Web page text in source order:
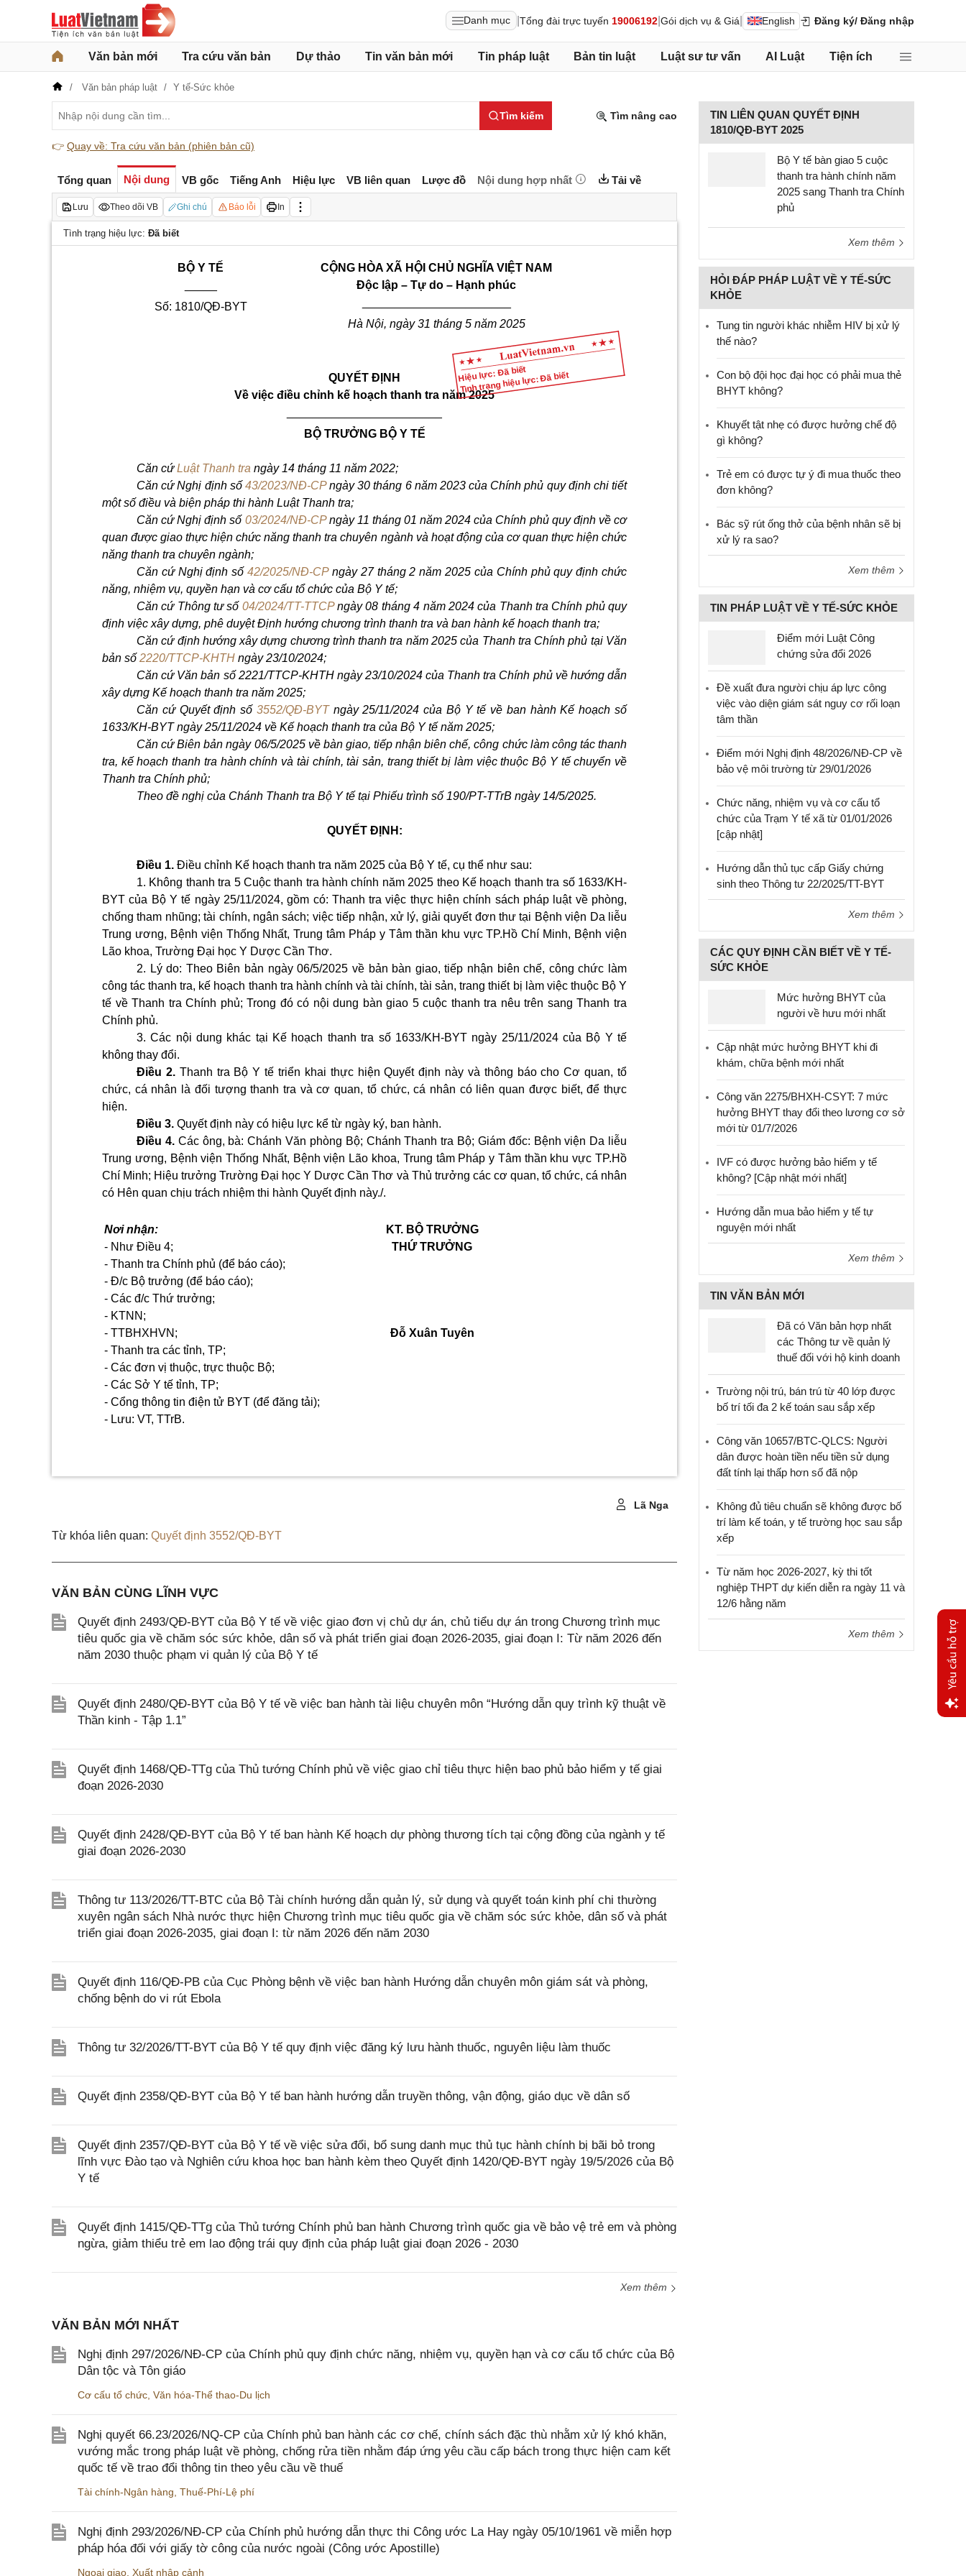
Danh mục Tổng đài trực tuyến 19006192 Gói dịch vụ & Giá English Đăng ký/ Đăng nhập
Văn bản mới Tra cứu văn bản Dự thảo Tin văn bản mới Tin pháp luật Bản tin luật Luật sư tư vấn AI Luật Tiện ích
Văn bản pháp luật Y tế-Sức khỏe
Tìm kiếm Tìm nâng cao
👉 Quay về: Tra cứu văn bản (phiên bản cũ)
Tổng quan Nội dung VB gốc Tiếng Anh Hiệu lực VB liên quan Lược đồ Nội dung hợp nhất Tải về
Lưu Theo dõi VB Ghi chú Báo lỗi In
Tình trạng hiệu lực: Đã biết
Hiệu lực: Đã biết
Tình trạng hiệu lực: Đã biết
BỘ Y TẾ
Số: 1810/QĐ-BYT
CỘNG HÒA XÃ HỘI CHỦ NGHĨA VIỆT NAM
Độc lập – Tự do – Hạnh phúc
Hà Nội, ngày 31 tháng 5 năm 2025
QUYẾT ĐỊNH
Về việc điều chỉnh kế hoạch thanh tra năm 2025
BỘ TRƯỞNG BỘ Y TẾ
Căn cứLuật Thanh tra ngày 14 tháng 11 năm 2022;
Căn cứ Nghị định số 43/2023/NĐ-CPngày 30 tháng 6 năm 2023 của Chính phủ quy định chi tiết
một số điều và biện pháp thi hành Luật Thanh tra;
Căn cứ Nghị định số 03/2024/NĐ-CPngày 11 tháng 01 năm 2024 của Chính phủ quy định về cơ
quan được giao thực hiện chức năng thanh tra chuyên ngành và hoạt động của cơ quan thực hiện chức
năng thanh tra chuyên ngành;
Căn cứ Nghị định số42/2025/NĐ-CPngày 27 tháng 2 năm 2025 của Chính phủ quy định chức
năng, nhiệm vụ, quyền hạn và cơ cấu tổ chức của Bộ Y tế;
Căn cứ Thông tư số 04/2024/TT-TTCPngày 08 tháng 4 năm 2024 của Thanh tra Chính phủ quy
định việc xây dựng, phê duyệt Định hướng chương trình thanh tra và ban hành kế hoạch thanh tra;
Căn cứ định hướng xây dựng chương trình thanh tra năm 2025 của Thanh tra Chính phủ tại Văn
bản số 2220/TTCP-KHTH ngày 23/10/2024;
Căn cứ Văn bản số 2221/TTCP-KHTH ngày 23/10/2024 của Thanh tra Chính phủ về hướng dẫn
xây dựng Kế hoạch thanh tra năm 2025;
Căn cứ Quyết định số 3552/QĐ-BYTngày 25/11/2024 của Bộ Y tế về ban hành Kế hoạch số
1633/KH-BYT ngày 25/11/2024 về Kế hoạch thanh tra của Bộ Y tế năm 2025;
Căn cứ Biên bản ngày 06/5/2025 về bàn giao, tiếp nhận biên chế, công chức làm công tác thanh
tra, kế hoạch thanh tra hành chính và tài chính, tài sản, trang thiết bị làm việc thuộc Bộ Y tế chuyển về
Thanh tra Chính phủ;
Theo đề nghị của Chánh Thanh tra Bộ Y tế tại Phiếu trình số 190/PT-TTrB ngày 14/5/2025.
QUYẾT ĐỊNH:
Điều 1. Điều chỉnh Kế hoạch thanh tra năm 2025 của Bộ Y tế, cụ thể như sau:
1. Không thanh tra 5 Cuộc thanh tra hành chính năm 2025 theo Kế hoạch thanh tra số 1633/KH-
BYT của Bộ Y tế ngày 25/11/2024, gồm có: Thanh tra việc thực hiện chính sách pháp luật về phòng,
chống tham nhũng; tài chính, ngân sách; việc tiếp nhận, xử lý, giải quyết đơn thư tại Bệnh viện Da liễu
Trung ương, Bệnh viện Thống Nhất, Trung tâm Pháp y Tâm thần khu vực TP.Hồ Chí Minh, Bệnh viện
Lão khoa, Trường Đại học Y Dược Cần Thơ.
2. Lý do: Theo Biên bản ngày 06/5/2025 về bản bàn giao, tiếp nhận biên chế, công chức làm
công tác thanh tra, kế hoạch thanh tra hành chính và tài chính, tài sản, trang thiết bị làm việc thuộc Bộ Y
tế về Thanh tra Chính phủ; Trong đó có nội dung bàn giao 5 cuộc thanh tra nêu trên sang Thanh tra
Chính phủ.
3. Các nội dung khác tại Kế hoạch thanh tra số 1633/KH-BYT ngày 25/11/2024 của Bộ Y tế
không thay đổi.
Điều 2. Thanh tra Bộ Y tế triển khai thực hiện Quyết định này và thông báo cho Cơ quan, tổ
chức, cá nhân là đối tượng thanh tra và cơ quan, tổ chức, cá nhân có liên quan được biết, để thực
hiện.
Điều 3. Quyết định này có hiệu lực kể từ ngày ký, ban hành.
Điều 4. Các ông, bà: Chánh Văn phòng Bộ; Chánh Thanh tra Bộ; Giám đốc: Bệnh viện Da liễu
Trung ương, Bệnh viện Thống Nhất, Bệnh viện Lão khoa, Trung tâm Pháp y Tâm thần khu vực TP.Hồ
Chí Minh; Hiệu trưởng Trường Đại học Y Dược Cần Thơ và Thủ trưởng các cơ quan, tổ chức, cá nhân
có Hên quan chịu trách nhiệm thi hành Quyết định này./.
Nơi nhận:
- Như Điều 4;
- Thanh tra Chính phủ (để báo cáo);
- Đ/c Bộ trưởng (để báo cáo);
- Các đ/c Thứ trưởng;
- KTNN;
- TTBHXHVN;
- Thanh tra các tỉnh, TP;
- Các đơn vị thuộc, trực thuộc Bộ;
- Các Sở Y tế tỉnh, TP;
- Cổng thông tin điện tử BYT (để đăng tải);
- Lưu: VT, TTrB.
KT. BỘ TRƯỞNG
THỨ TRƯỞNG
Đỗ Xuân Tuyên
Lã Nga
Từ khóa liên quan: Quyết định 3552/QĐ-BYT
VĂN BẢN CÙNG LĨNH VỰC
Quyết định 2493/QĐ-BYT của Bộ Y tế về việc giao đơn vị chủ dự án, chủ tiểu dự án trong Chương trình mục
tiêu quốc gia về chăm sóc sức khỏe, dân số và phát triển giai đoạn 2026-2035, giai đoạn I: Từ năm 2026 đến
năm 2030 thuộc phạm vi quản lý của Bộ Y tế
Quyết định 2480/QĐ-BYT của Bộ Y tế về việc ban hành tài liệu chuyên môn “Hướng dẫn quy trình kỹ thuật về
Thần kinh - Tập 1.1”
Quyết định 1468/QĐ-TTg của Thủ tướng Chính phủ về việc giao chỉ tiêu thực hiện bao phủ bảo hiểm y tế giai
đoạn 2026-2030
Quyết định 2428/QĐ-BYT của Bộ Y tế ban hành Kế hoạch dự phòng thương tích tại cộng đồng của ngành y tế
giai đoạn 2026-2030
Thông tư 113/2026/TT-BTC của Bộ Tài chính hướng dẫn quản lý, sử dụng và quyết toán kinh phí chi thường
xuyên ngân sách Nhà nước thực hiện Chương trình mục tiêu quốc gia về chăm sóc sức khỏe, dân số và phát
triển giai đoạn 2026-2035, giai đoạn I: từ năm 2026 đến năm 2030
Quyết định 116/QĐ-PB của Cục Phòng bệnh về việc ban hành Hướng dẫn chuyên môn giám sát và phòng,
chống bệnh do vi rút Ebola
Thông tư 32/2026/TT-BYT của Bộ Y tế quy định việc đăng ký lưu hành thuốc, nguyên liệu làm thuốc
Quyết định 2358/QĐ-BYT của Bộ Y tế ban hành hướng dẫn truyền thông, vận động, giáo dục về dân số
Quyết định 2357/QĐ-BYT của Bộ Y tế về việc sửa đổi, bổ sung danh mục thủ tục hành chính bị bãi bỏ trong
lĩnh vực Đào tạo và Nghiên cứu khoa học ban hành kèm theo Quyết định 1420/QĐ-BYT ngày 19/5/2026 của Bộ
Y tế
Quyết định 1415/QĐ-TTg của Thủ tướng Chính phủ ban hành Chương trình quốc gia về bảo vệ trẻ em và phòng
ngừa, giảm thiểu trẻ em lao động trái quy định của pháp luật giai đoạn 2026 - 2030
Xem thêm
VĂN BẢN MỚI NHẤT
Nghị định 297/2026/NĐ-CP của Chính phủ quy định chức năng, nhiệm vụ, quyền hạn và cơ cấu tổ chức của Bộ
Dân tộc và Tôn giáo
Cơ cấu tổ chức, Văn hóa-Thể thao-Du lịch
Nghị quyết 66.23/2026/NQ-CP của Chính phủ ban hành các cơ chế, chính sách đặc thù nhằm xử lý khó khăn,
vướng mắc trong pháp luật về phòng, chống rửa tiền nhằm đáp ứng yêu cầu cấp bách trong thực hiện cam kết
quốc tế về trao đổi thông tin theo yêu cầu về thuế
Tài chính-Ngân hàng, Thuế-Phí-Lệ phí
Nghị định 293/2026/NĐ-CP của Chính phủ hướng dẫn thực thi Công ước La Hay ngày 05/10/1961 về miễn hợp
pháp hóa đối với giấy tờ công của nước ngoài (Công ước Apostille)
Ngoại giao, Xuất nhập cảnh
TIN LIÊN QUAN QUYẾT ĐỊNH
1810/QĐ-BYT 2025
Bộ Y tế bàn giao 5 cuộc
thanh tra hành chính năm
2025 sang Thanh tra Chính
phủ
Xem thêm
HỎI ĐÁP PHÁP LUẬT VỀ Y TẾ-SỨC
KHỎE
Tung tin người khác nhiễm HIV bị xử lý
thế nào?
Con bộ đội học đại học có phải mua thẻ
BHYT không?
Khuyết tật nhẹ có được hưởng chế độ
gì không?
Trẻ em có được tự ý đi mua thuốc theo
đơn không?
Bác sỹ rút ống thở của bệnh nhân sẽ bị
xử lý ra sao?
Xem thêm
TIN PHÁP LUẬT VỀ Y TẾ-SỨC KHỎE
Điểm mới Luật Công
chứng sửa đổi 2026
Đề xuất đưa người chịu áp lực công
việc vào diện giám sát nguy cơ rối loạn
tâm thần
Điểm mới Nghị định 48/2026/NĐ-CP về
bảo vệ môi trường từ 29/01/2026
Chức năng, nhiệm vụ và cơ cấu tổ
chức của Trạm Y tế xã từ 01/01/2026
[cập nhật]
Hướng dẫn thủ tục cấp Giấy chứng
sinh theo Thông tư 22/2025/TT-BYT
Xem thêm
CÁC QUY ĐỊNH CẦN BIẾT VỀ Y TẾ-
SỨC KHỎE
Mức hưởng BHYT của
người về hưu mới nhất
Cập nhật mức hưởng BHYT khi đi
khám, chữa bệnh mới nhất
Công văn 2275/BHXH-CSYT: 7 mức
hưởng BHYT thay đổi theo lương cơ sở
mới từ 01/7/2026
IVF có được hưởng bảo hiểm y tế
không? [Cập nhật mới nhất]
Hướng dẫn mua bảo hiểm y tế tự
nguyện mới nhất
Xem thêm
TIN VĂN BẢN MỚI
Đã có Văn bản hợp nhất
các Thông tư về quản lý
thuế đối với hộ kinh doanh
Trường nội trú, bán trú từ 40 lớp được
bố trí tối đa 2 kế toán sau sắp xếp
Công văn 10657/BTC-QLCS: Người
dân được hoàn tiền nếu tiền sử dụng
đất tính lại thấp hơn số đã nộp
Không đủ tiêu chuẩn sẽ không được bố
trí làm kế toán, y tế trường học sau sắp
xếp
Từ năm học 2026-2027, kỳ thi tốt
nghiệp THPT dự kiến diễn ra ngày 11 và
12/6 hằng năm
Xem thêm